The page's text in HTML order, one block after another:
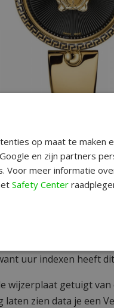
| Quartz | 38 mm
fans. Heren én dames.
en luxueuze
vrouwelijk.
stijl uit waar het merk
uur indexen heeft
wijzerplaat getuigt
zien data je een
op maat te maken
en zijn partners
Voor meer informatie
Safety Center